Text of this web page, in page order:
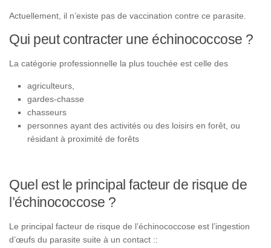
Actuellement, il n’existe pas de vaccination contre ce parasite.
Qui peut contracter une échinococcose ?
La catégorie professionnelle la plus touchée est celle des
agriculteurs,
gardes-chasse
chasseurs
personnes ayant des activités ou des loisirs en forêt, ou
résidant à proximité de forêts
Quel est le principal facteur de risque de
l’échinococcose ?
Le principal facteur de risque de l’échinococcose est l’ingestion
d’œufs du parasite suite à un contact ::